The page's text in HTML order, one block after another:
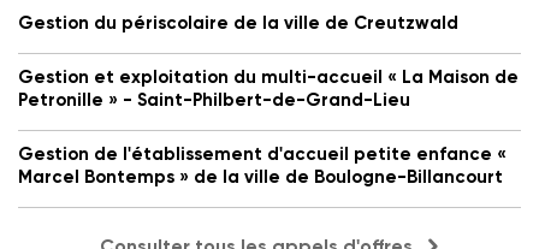
Gestion du périscolaire de la ville de Creutzwald
Gestion et exploitation du multi-accueil « La Maison de
Petronille » - Saint-Philbert-de-Grand-Lieu
Gestion de l'établissement d'accueil petite enfance «
Marcel Bontemps » de la ville de Boulogne-Billancourt